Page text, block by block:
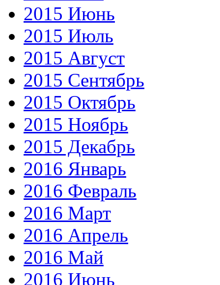
2015 Июнь
2015 Июль
2015 Август
2015 Сентябрь
2015 Октябрь
2015 Ноябрь
2015 Декабрь
2016 Январь
2016 Февраль
2016 Март
2016 Апрель
2016 Май
2016 Июнь